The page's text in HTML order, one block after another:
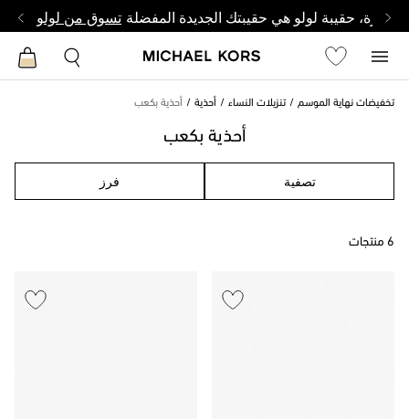
وصغيرة، حقيبة لولو هي حقيبتك الجديدة المفضلة تسوق من لولو
تخفيضات نهاية الموسم تنزيلات النساء أحذية أحذية بكعب
أحذية بكعب
تصفية فرز
6 منتجات